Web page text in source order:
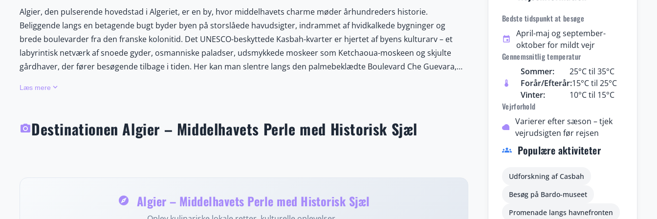
Algier, den pulserende hovedstad i Algeriet, er en by, hvor middelhavets charme møder århundreders historie.
Beliggende langs en betagende bugt byder byen på storslåede havudsigter, indrammet af hvidkalkede bygninger og
brede boulevarder fra den franske kolonitid. Det UNESCO-beskyttede Kasbah-kvarter er hjertet af byens kulturarv – et
labyrintisk netværk af snoede gyder, osmanniske paladser, udsmykkede moskeer som Ketchaoua-moskeen og skjulte
gårdhaver, der fører besøgende tilbage i tiden. Her kan man slentre langs den palmebeklædte Boulevard Che Guevara,
atmosfære er en harmonisk blanding af arabiske, berbiske og franske indflydelser, hvilket skaber et unikt kulturelt mosaik.
Algier byder også på livlige markeder fyldt med farverige krydderier, friskfanget fisk og håndlavede kunsthåndværk, samt
Læs mere keyboard_arrow_down
photo_cameraDestinationen Algier – Middelhavets Perle med Historisk Sjæl
explore Algier – Middelhavets Perle med Historisk Sjæl
Bedste tidspunkt at besøge
event
April-maj og september-
oktober for mildt vejr
Gennemsnitlig temperatur
thermostat
Sommer:
25°C til 35°C
Forår/Efterår:15°C til 25°C
Vinter:
10°C til 15°C
Vejrforhold
cloud
Varierer efter sæson – tjek
vejrudsigten før rejsen
groups Populære aktiviteter
Udforskning af Casbah
Besøg på Bardo-museet
Promenade langs havnefronten